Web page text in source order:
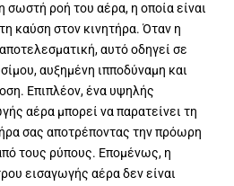
σωστή ροή του αέρα, η οποία είναι
καύση στον κινητήρα. Όταν η
αυτό οδηγεί σε
αυξημένη ιπποδύναμη και
Επιπλέον, ένα υψηλής
αέρα μπορεί να παρατείνει τη
σας αποτρέποντας την πρόωρη
τους ρύπους. Επομένως, η
εισαγωγής αέρα δεν είναι